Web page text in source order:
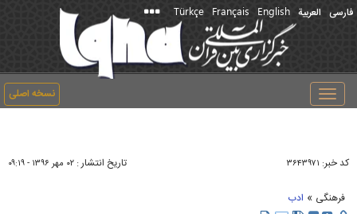
فارسی العربیة English
Français
Türkçe
نسخه اصلی
Toggle
navigation
کد خبر: ۳۶۴۳۹۷۱ تاریخ انتشار : ۰۲ مهر ۱۳۹۶ - ۰۹:۱۹
فرهنگی » ادب